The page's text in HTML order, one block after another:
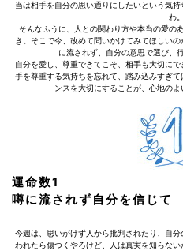
当は相手を自分の思い通りにしたいという気
わ。
そんなふうに、人との関わり方や本当の愛の
き。そこで今、改めて問いかけてみてほしい
に流されず、自分の意思で選び、
自分を愛し、尊重できてこそ、相手も大切に
手を尊重する気持ちを忘れて、踏み込みすぎ
ンスを大切にすることが、心地のよ
運命数1
噂に流されず自分を信じて
今週は、思いがけず人から批判されたり、自
われたら傷つくやろけど、人は真実を知らな